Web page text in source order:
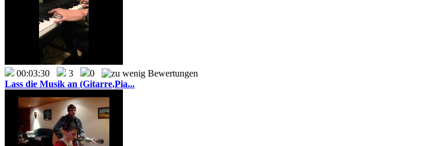
00:03:30 3
0
Lass die Musik an (Gitarre,Pia...